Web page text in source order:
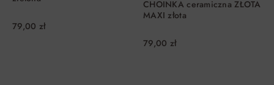
79,00 zł
CHOINKA ceramiczna ZŁOTA
MAXI złota
79,00 zł